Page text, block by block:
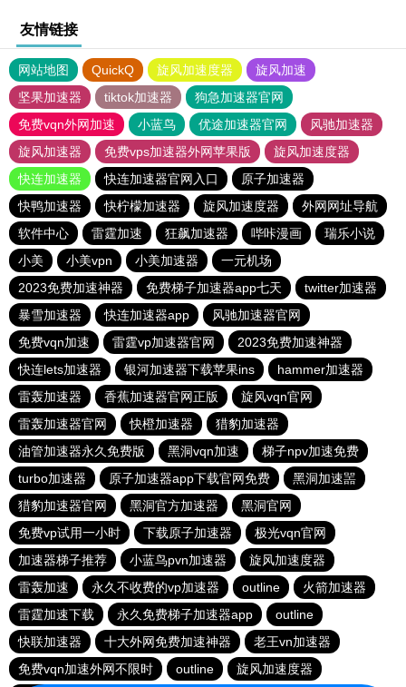
友情链接
网站地图 QuickQ 旋风加速度器
旋风加速
坚果加速器
tiktok加速器
狗急加速器官网
免费vqn外网加速
小蓝鸟 优途加速器官网
风驰加速器
旋风加速器
免费vps加速器外网苹果版
旋风加速度器
快连加速器
快连加速器官网入口
原子加速器
快鸭加速器
快柠檬加速器 旋风加速度器
外网网址导航
软件中心
雷霆加速 狂飙加速器 哔咔漫画
瑞乐小说
小美
小美vpn 小美加速器
一元机场
2023免费加速神器
免费梯子加速器app七天
twitter加速器
暴雪加速器
快连加速器app
风驰加速器官网
免费vqn加速
雷霆vp加速器官网
2023免费加速神器
快连lets加速器
银河加速器下载苹果ins
hammer加速器
雷轰加速器
香蕉加速器官网正版
旋风vqn官网
雷轰加速器官网
快橙加速器
猎豹加速器
油管加速器永久免费版
黑洞vqn加速
梯子npv加速免费
turbo加速器
原子加速器app下载官网免费
黑洞加速噐
猎豹加速器官网
黑洞官方加速器
黑洞官网
免费vp试用一小时
下载原子加速器
极光vqn官网
加速器梯子推荐
小蓝鸟pvn加速器
旋风加速度器
雷轰加速
永久不收费的vp加速器 outline
火箭加速器
雷霆加速下载
永久免费梯子加速器app
outline
快联加速器
十大外网免费加速神器
老王vn加速器
免费vqn加速外网不限时
outline 旋风加速度器